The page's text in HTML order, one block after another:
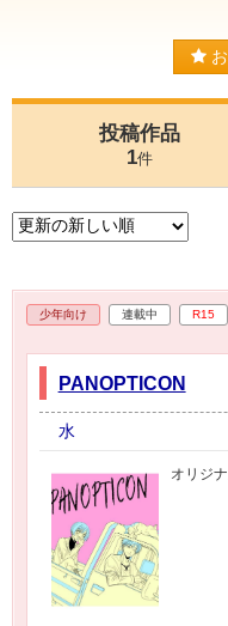
お
投稿作品
1件
少年向け 連載中 R15
PANOPTICON
水
オリジ